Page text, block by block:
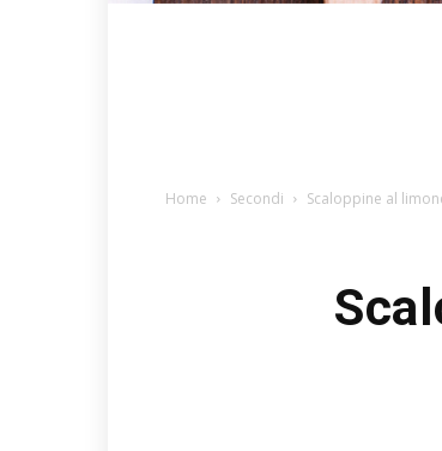
Home Secondi Scaloppine al